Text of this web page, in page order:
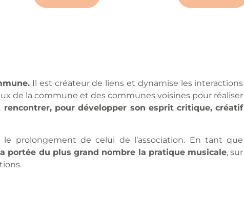
Il est créateur de liens et dynamise les interactions
de la commune et des communes voisines pour réaliser
rencontrer, pour développer son esprit critique, créatif
prolongement de celui de l’association. En tant que
portée du plus grand nombre la pratique musicale, sur